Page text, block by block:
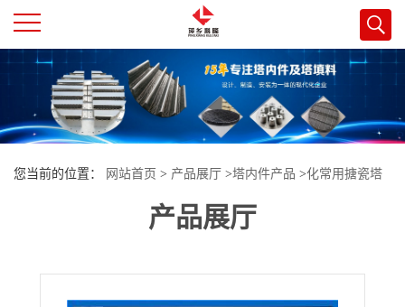
公
司
您当前的位置： 网站首页 > 产品展厅 >塔内件产品 >化常用搪瓷塔
陶瓷分布器高效率陶瓷液体分布器管式分布器萍乡科隆填料塔内件
产品展厅